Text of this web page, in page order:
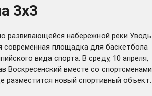
3х3
развивающейся набережной реки Уводь
современная площадка для баскетбола
вида спорта. В среду, 10 апреля,
Воскресенский вместе со спортсменами
разместится новый спортивный объект.